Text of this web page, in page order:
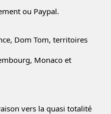
ou Paypal.
Dom Tom, territoires
Monaco et
vers la quasi totalité